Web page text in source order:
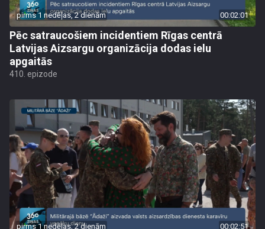
pirms 1 nedēļas, 2 dienām 00:02:01
Pēc satraucošiem incidentiem Rīgas centrā
Latvijas Aizsargu organizācija dodas ielu
apgaitās
410. epizode
pirms 1 nedēļas, 2 dienām 00:02:51